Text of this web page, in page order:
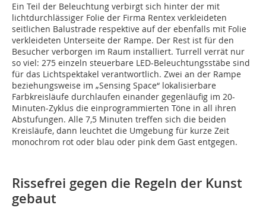
Ein Teil der Beleuchtung verbirgt sich hinter der mit
lichtdurchlässiger Folie der Firma Rentex verkleideten
seitlichen Balustrade respektive auf der ebenfalls mit Folie
verkleideten Unterseite der Rampe. Der Rest ist für den
Besucher verborgen im Raum installiert. Turrell verrät nur
so viel: 275 einzeln steuerbare LED-Beleuchtungsstäbe sind
für das Lichtspektakel verantwortlich. Zwei an der Rampe
beziehungsweise im „Sensing Space“ lokalisierbare
Farbkreisläufe durchlaufen einander gegenläufig im 20-
Minuten-Zyklus die einprogrammierten Töne in all ihren
Abstufungen. Alle 7,5 Minuten treffen sich die beiden
Kreisläufe, dann leuchtet die Umgebung für kurze Zeit
monochrom rot oder blau oder pink dem Gast entgegen.
Rissefrei gegen die Regeln der Kunst
gebaut